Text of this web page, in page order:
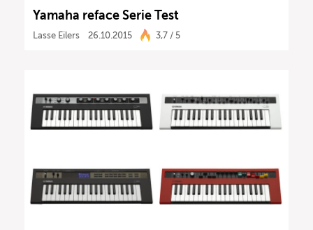
Yamaha reface Serie Test
Lasse Eilers 26.10.2015 3,7 / 5